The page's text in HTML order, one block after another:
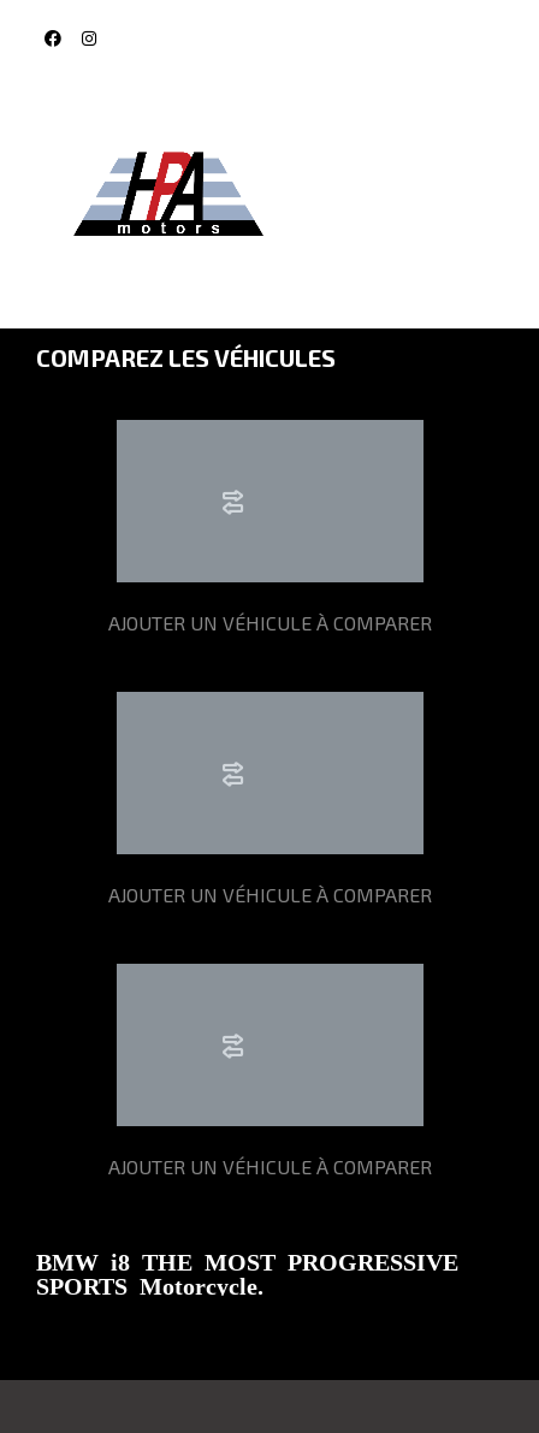
COMPARE
COMPAREZ LES VÉHICULES
AJOUTER UN VÉHICULE À COMPARER
AJOUTER UN VÉHICULE À COMPARER
AJOUTER UN VÉHICULE À COMPARER
BMW i8 THE MOST PROGRESSIVE
SPORTS Motorcycle.